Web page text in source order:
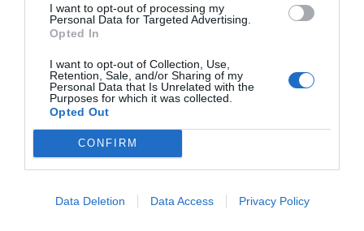
I want to opt-out of processing my
Personal Data for Targeted Advertising.
Opted In
I want to opt-out of Collection, Use,
Retention, Sale, and/or Sharing of my
Personal Data that Is Unrelated with the
Purposes for which it was collected.
Opted Out
CONFIRM
Data Deletion Data Access Privacy Policy